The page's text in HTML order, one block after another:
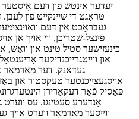
יעדער אינטש פון דעם
טראָגט די שיינקייט פון
געבראַכט אין דעם
פּינצל-שטריכן, ווי אויך אַן
כינעזישער סטיל טינט און וואַש,
און ווייטגרייכנדיקער
געדאַנק. דער מאַרמאָר
אויסגעצייכנטער טעקסטור און
פּאַסיק פֿאַר דעקאָרירן
אַנדערע סעטינגז. עס ווערט
ווייסער מאַרמאָר ווערט אויך